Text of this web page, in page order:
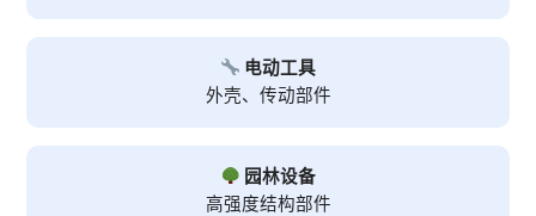
电动工具
外壳、传动部件
园林设备
高强度结构部件